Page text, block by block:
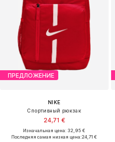
ПРЕДЛОЖЕНИЕ
NIKE
Спортивный рюкзак
24,71 €
Изначальная цена: 32,95 €
Последняя самая низкая цена:24,71 €